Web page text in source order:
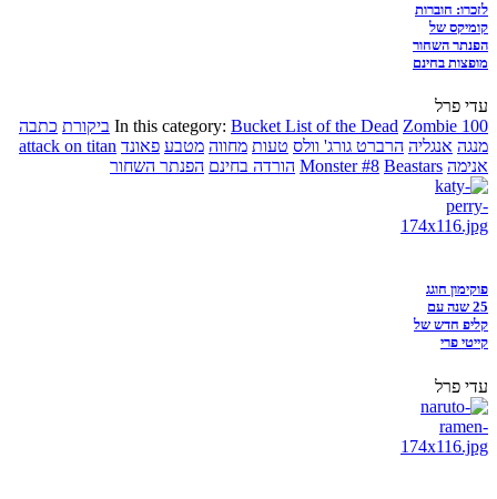
לזכרו: חוברות
קומיקס של
הפנתר השחור
מופצות בחינם
עדי פרל
In this category: Bucket List of the Dead Zombie 100 ביקורת כתבה
מנגה אנגליה הרברט גורג' וולס טעות מחווה מטבע פאונד attack on titan
אנימה
Monster #8 Beastars הורדה בחינם הפנתר השחור
פוקימון חוגג
25 שנה עם
קליפ חדש של
קייטי פרי
עדי פרל